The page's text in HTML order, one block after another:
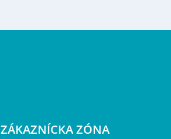
ZÁKAZNÍCKA ZÓNA